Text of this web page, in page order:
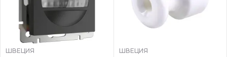
ШВЕЦИЯ
ШВЕЦИЯ